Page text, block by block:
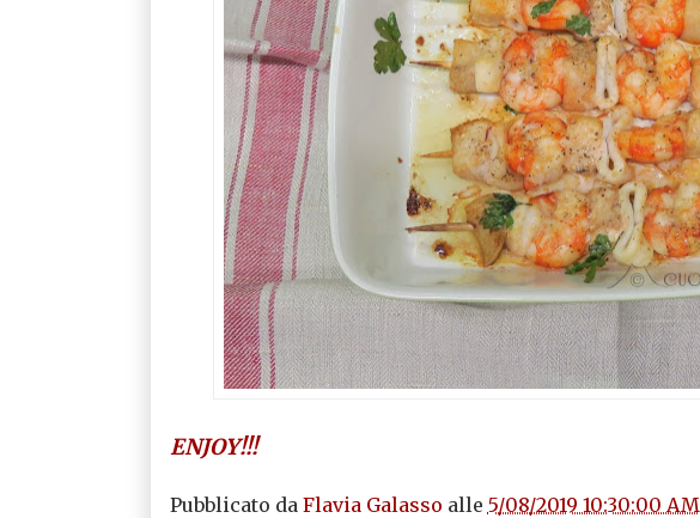
ENJOY!!!
Pubblicato da Flavia Galasso alle 5/08/2019 10:30:00 AM